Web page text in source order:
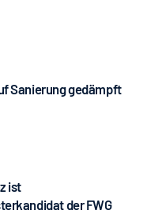
Sanierung gedämpft
ist
der FWG